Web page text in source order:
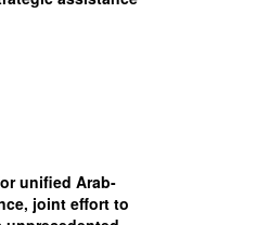
unified Arab-
joint effort to